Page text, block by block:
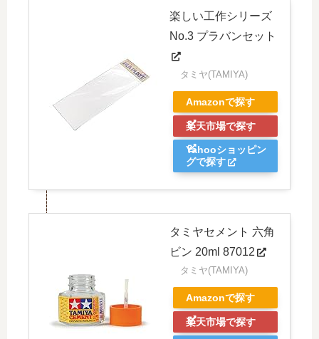
楽しい工作シリーズ
No.3 プラバンセット
タミヤ(TAMIYA)
Amazonで探す
楽天市場で探す
Yahooショッピン
グで探す
タミヤセメント 六角
ビン 20ml 87012
タミヤ(TAMIYA)
Amazonで探す
楽天市場で探す